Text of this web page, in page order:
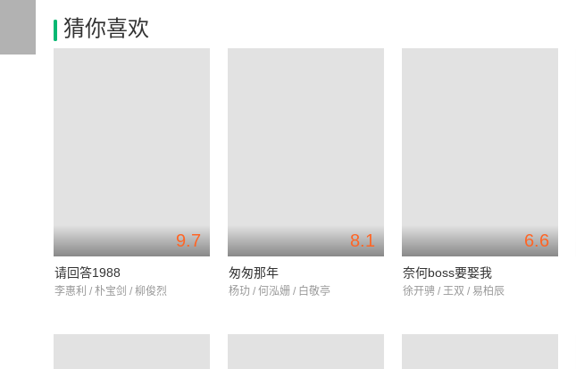
猜你喜欢
9.7
请回答1988
李惠利 / 朴宝剑 / 柳俊烈
8.1
匆匆那年
杨玏 / 何泓姗 / 白敬亭
6.6
奈何boss要娶我
徐开骋 / 王双 / 易柏辰